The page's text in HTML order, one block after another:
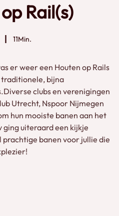
Rail(s)
11Min.
er weer een Houten op Rails
bijna
clubs en verenigingen
Utrecht, Nspoor Nijmegen
hun mooiste banen aan het
uiteraard een kijkje
banen voor jullie die